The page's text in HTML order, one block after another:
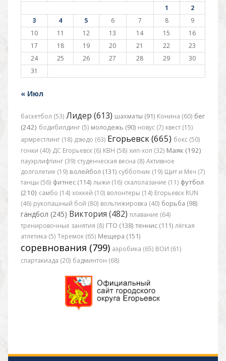
1
2
3
4 5 6 7 8
9
10
11 12 13 14 15
16
17
18 19 20 21 22
23
24
25 26 27 28 29
30
31
« Июл
баскетбол (53) Лидер (613) шахматы (91) Конина (60) бег
(242) бодибилдинг (5) молодежь (90) новус (7) квест (15)
армрестлинг (18) дзюдо (63) Егорьевск (665) бокс (50)
гонки (40) ДС Егорьевск (6) КВН (58) хип-хоп (32) Маяк (192)
пауэрлифтинг (39) студенческая весна (8) Активное
долголетие (19) волейбол (131) субботник (19) Щит и Меч (7)
танцы (56) фитнес (114) лыжи (16) скалолазание (11) футбол
(210) самбо (14) хоккей (10) волонтеры (14) Егорьевск RUN
(46) рукопашный бой (80) вольтижировка (40) борьба (98)
гандбол (245) Виктория (482) плавание (64)
тренировочные занятия (8) ГТО (138) теннис (111) лёгкая
атлетика (5) Теремок (65) Мещера (151)
соревнования (799) аэробика (65) ВОИ (61)
спартакиада (20) бадминтон (68)